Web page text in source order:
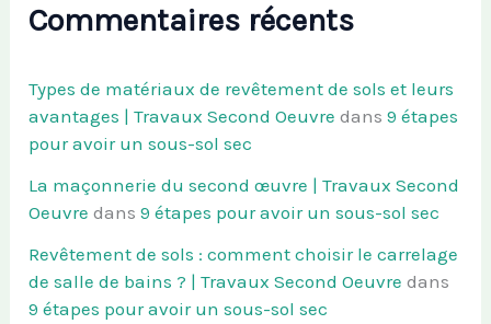
Commentaires récents
Types de matériaux de revêtement de sols et leurs
avantages | Travaux Second Oeuvre dans9 étapes
pour avoir un sous-sol sec
La maçonnerie du second œuvre | Travaux Second
Oeuvre dans9 étapes pour avoir un sous-sol sec
Revêtement de sols : comment choisir le carrelage
de salle de bains ? | Travaux Second Oeuvre dans
9 étapes pour avoir un sous-sol sec